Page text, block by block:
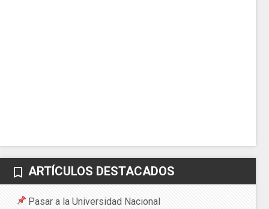
bookmark_border ARTÍCULOS DESTACADOS
Pasar a la Universidad Nacional